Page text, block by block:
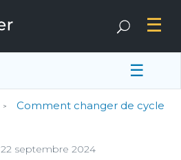
☰
Comment changer de cycle
22 septembre 2024